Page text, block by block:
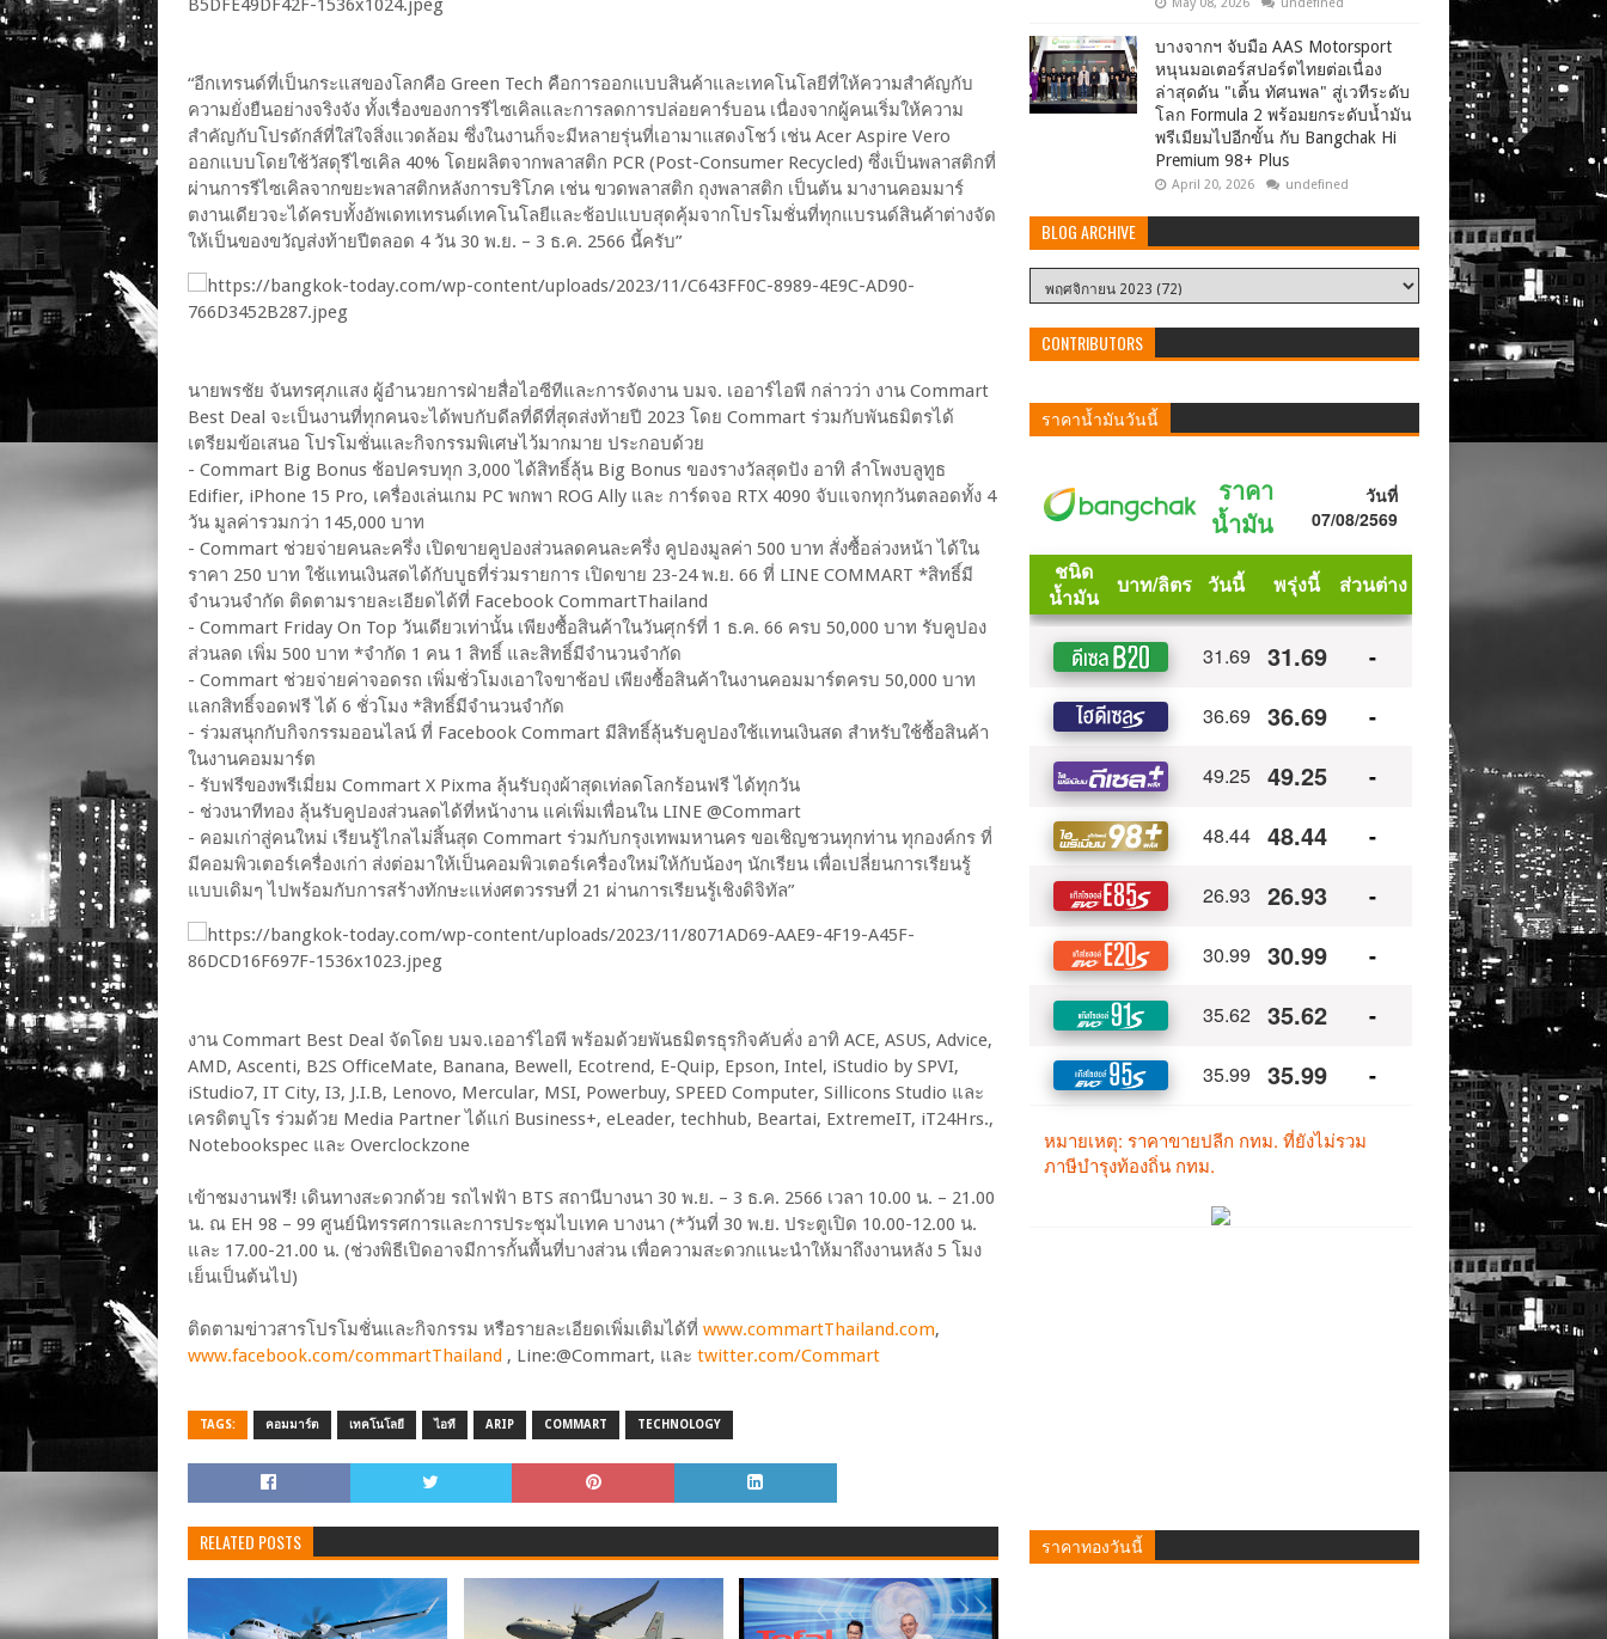
“อีกเทรนด์ที่เป็นกระแสของโลกคือ Green Tech คือการออกแบบสินค้าและเทคโนโลยีที่ให้ความสำคัญกับ
ความยั่งยืนอย่างจริงจัง ทั้งเรื่องของการรีไซเคิลและการลดการปล่อยคาร์บอน เนื่องจากผู้คนเริ่มให้ความ
สำคัญกับโปรดักส์ที่ใส่ใจสิ่งแวดล้อม ซึ่งในงานก็จะมีหลายรุ่นที่เอามาแสดงโชว์ เช่น Acer Aspire Vero
ออกแบบโดยใช้วัสดุรีไซเคิล 40% โดยผลิตจากพลาสติก PCR (Post-Consumer Recycled) ซึ่งเป็นพลาสติกที่
ผ่านการรีไซเคิลจากขยะพลาสติกหลังการบริโภค เช่น ขวดพลาสติก ถุงพลาสติก เป็นต้น มางานคอมมาร์
ตงานเดียวจะได้ครบทั้งอัพเดทเทรนด์เทคโนโลยีและช้อปแบบสุดคุ้มจากโปรโมชั่นที่ทุกแบรนด์สินค้าต่างจัด
ให้เป็นของขวัญส่งท้ายปีตลอด 4 วัน 30 พ.ย. – 3 ธ.ค. 2566 นี้ครับ”
นายพรชัย จันทรศุภแสง ผู้อำนวยการฝ่ายสื่อไอซีทีและการจัดงาน บมจ. เออาร์ไอพี กล่าวว่า งาน Commart
Best Deal จะเป็นงานที่ทุกคนจะได้พบกับดีลที่ดีที่สุดส่งท้ายปี 2023 โดย Commart ร่วมกับพันธมิตรได้
เตรียมข้อเสนอ โปรโมชั่นและกิจกรรมพิเศษไว้มากมาย ประกอบด้วย
- Commart Big Bonus ช้อปครบทุก 3,000 ได้สิทธิ์ลุ้น Big Bonus ของรางวัลสุดปัง อาทิ ลำโพงบลูทูธ
Edifier, iPhone 15 Pro, เครื่องเล่นเกม PC พกพา ROG Ally และ การ์ดจอ RTX 4090 จับแจกทุกวันตลอดทั้ง 4
วัน มูลค่ารวมกว่า 145,000 บาท
- Commart ช่วยจ่ายคนละครึ่ง เปิดขายคูปองส่วนลดคนละครึ่ง คูปองมูลค่า 500 บาท สั่งซื้อล่วงหน้า ได้ใน
ราคา 250 บาท ใช้แทนเงินสดได้กับบูธที่ร่วมรายการ เปิดขาย 23-24 พ.ย. 66 ที่ LINE COMMART *สิทธิ์มี
จำนวนจำกัด ติดตามรายละเอียดได้ที่ Facebook CommartThailand
- Commart Friday On Top วันเดียวเท่านั้น เพียงซื้อสินค้าในวันศุกร์ที่ 1 ธ.ค. 66 ครบ 50,000 บาท รับคูปอง
ส่วนลด เพิ่ม 500 บาท *จำกัด 1 คน 1 สิทธิ์ และสิทธิ์มีจำนวนจำกัด
- Commart ช่วยจ่ายค่าจอดรถ เพิ่มชั่วโมงเอาใจขาช้อป เพียงซื้อสินค้าในงานคอมมาร์ตครบ 50,000 บาท
แลกสิทธิ์จอดฟรี ได้ 6 ชั่วโมง *สิทธิ์มีจำนวนจำกัด
- ร่วมสนุกกับกิจกรรมออนไลน์ ที่ Facebook Commart มีสิทธิ์ลุ้นรับคูปองใช้แทนเงินสด สำหรับใช้ซื้อสินค้า
ในงานคอมมาร์ต
- รับฟรีของพรีเมี่ยม Commart X Pixma ลุ้นรับถุงผ้าสุดเท่ลดโลกร้อนฟรี ได้ทุกวัน
- ช่วงนาทีทอง ลุ้นรับคูปองส่วนลดได้ที่หน้างาน แค่เพิ่มเพื่อนใน LINE @Commart
- คอมเก่าสู่คนใหม่ เรียนรู้ไกลไม่สิ้นสุด Commart ร่วมกับกรุงเทพมหานคร ขอเชิญชวนทุกท่าน ทุกองค์กร ที่
มีคอมพิวเตอร์เครื่องเก่า ส่งต่อมาให้เป็นคอมพิวเตอร์เครื่องใหม่ให้กับน้องๆ นักเรียน เพื่อเปลี่ยนการเรียนรู้
แบบเดิมๆ ไปพร้อมกับการสร้างทักษะแห่งศตวรรษที่ 21 ผ่านการเรียนรู้เชิงดิจิทัล”
งาน Commart Best Deal จัดโดย บมจ.เออาร์ไอพี พร้อมด้วยพันธมิตรธุรกิจคับคั่ง อาทิ ACE, ASUS, Advice,
AMD, Ascenti, B2S OfficeMate, Banana, Bewell, Ecotrend, E-Quip, Epson, Intel, iStudio by SPVI,
iStudio7, IT City, I3, J.I.B, Lenovo, Mercular, MSI, Powerbuy, SPEED Computer, Sillicons Studio และ
เครดิตบูโร ร่วมด้วย Media Partner ได้แก่ Business+, eLeader, techhub, Beartai, ExtremeIT, iT24Hrs.,
Notebookspec และ Overclockzone
เข้าชมงานฟรี! เดินทางสะดวกด้วย รถไฟฟ้า BTS สถานีบางนา 30 พ.ย. – 3 ธ.ค. 2566 เวลา 10.00 น. – 21.00
น. ณ EH 98 – 99 ศูนย์นิทรรศการและการประชุมไบเทค บางนา (*วันที่ 30 พ.ย. ประตูเปิด 10.00-12.00 น.
และ 17.00-21.00 น. (ช่วงพิธีเปิดอาจมีการกั้นพื้นที่บางส่วน เพื่อความสะดวกแนะนำให้มาถึงงานหลัง 5 โมง
เย็นเป็นต้นไป)
ติดตามข่าวสารโปรโมชั่นและกิจกรรม หรือรายละเอียดเพิ่มเติมได้ที่ www.commartThailand.com,
www.facebook.com/commartThailand , Line:@Commart, และ twitter.com/Commart
TAGS: คอมมาร์ต เทคโนโลยี ไอที ARIP COMMART TECHNOLOGY
RELATED POSTS
บางจากฯ จับมือ AAS Motorsport
หนุนมอเตอร์สปอร์ตไทยต่อเนื่อง
ล่าสุดดัน "เติ้น ทัศนพล" สู่เวทีระดับ
โลก Formula 2 พร้อมยกระดับน้ำมัน
พรีเมียมไปอีกขั้น กับ Bangchak Hi
Premium 98+ Plus
April 20, 2026 undefined
BLOG ARCHIVE
CONTRIBUTORS
ราคาน้ำมันวันนี้
ราคาทองวันนี้